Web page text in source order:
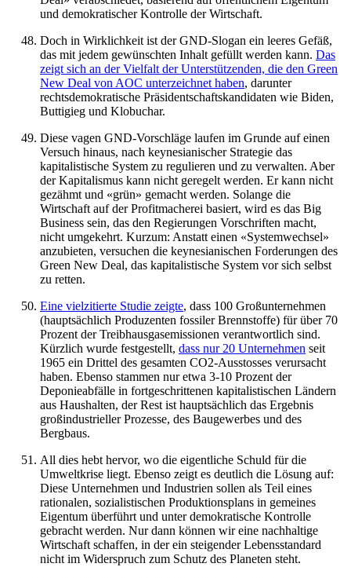
und demokratischer Kontrolle der Wirtschaft.
Doch in Wirklichkeit ist der GND-Slogan ein leeres Gefäß,
das mit jedem gewünschten Inhalt gefüllt werden kann. Das
zeigt sich an der Vielfalt der Unterstützenden, die den Green
New Deal von AOC unterzeichnet haben, darunter
rechtsdemokratische Präsidentschaftskandidaten wie Biden,
Buttigieg und Klobuchar.
Diese vagen GND-Vorschläge laufen im Grunde auf einen
Versuch hinaus, nach keynesianischer Strategie das
kapitalistische System zu regulieren und zu verwalten. Aber
der Kapitalismus kann nicht geregelt werden. Er kann nicht
gezähmt und «grün» gemacht werden. Solange die
Wirtschaft auf der Profitmacherei basiert, wird es das Big
Business sein, das den Regierungen Vorschriften macht,
nicht umgekehrt. Kurzum: Anstatt einen «Systemwechsel»
anzubieten, versuchen die keynesianischen Forderungen des
Green New Deal, das kapitalistische System vor sich selbst
zu retten.
Eine vielzitierte Studie zeigte, dass 100 Großunternehmen
(hauptsächlich Produzenten fossiler Brennstoffe) für über 70
Prozent der Treibhausgasemissionen verantwortlich sind.
Kürzlich wurde festgestellt, dass nur 20 Unternehmen seit
1965 ein Drittel des gesamten CO2-Ausstosses verursacht
haben. Ebenso stammen nur etwa 3-10 Prozent der
Deponieabfälle in fortgeschrittenen kapitalistischen Ländern
aus Haushalten, der Rest ist hauptsächlich das Ergebnis
großindustrieller Prozesse, des Baugewerbes und des
Bergbaus.
All dies hebt hervor, wo die eigentliche Schuld für die
Umweltkrise liegt. Ebenso zeigt es deutlich die Lösung auf:
Diese Unternehmen und Industrien sollen als Teil eines
rationalen, sozialistischen Produktionsplans in gemeines
Eigentum überführt und unter demokratische Kontrolle
gebracht werden. Nur dann können wir eine nachhaltige
Wirtschaft schaffen, in der ein steigender Lebensstandard
nicht im Widerspruch zum Schutz des Planeten steht.